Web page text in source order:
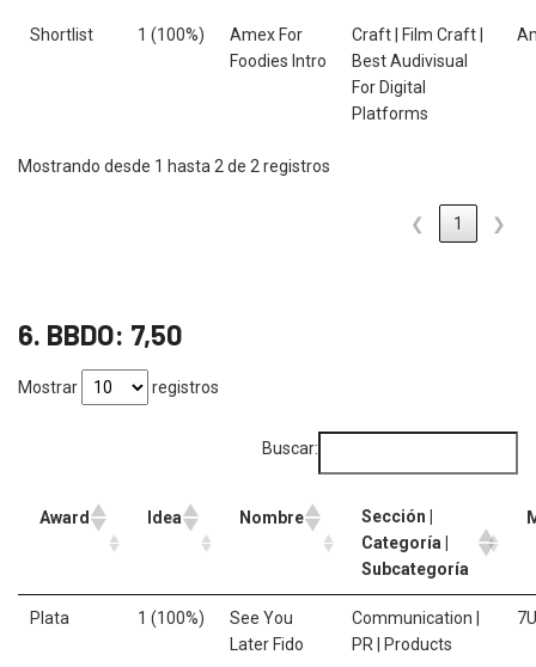
Shortlist 1 (100%)
Amex For
Foodies Intro
Craft | Film Craft |
Best Audivisual
For Digital
Platforms
Mostrando desde 1 hasta 2 de 2 registros
❮ 1 ❯
6. BBDO: 7,50
Mostrar registros
Buscar:
Award Idea Nombre
Sección |
Categoría |
Subcategoría
Plata 1 (100%)
See You
Later Fido
Communication |
PR | Products